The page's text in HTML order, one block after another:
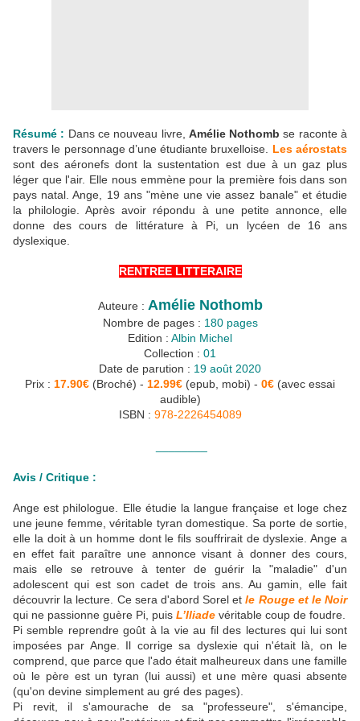
Résumé : Dans ce nouveau livre, Amélie Nothomb se raconte à
travers le personnage d’une étudiante bruxelloise. Les aérostats
sont des aéronefs dont la sustentation est due à un gaz plus
léger que l'air. Elle nous emmène pour la première fois dans son
pays natal. Ange, 19 ans "mène une vie assez banale" et étudie
la philologie. Après avoir répondu à une petite annonce, elle
donne des cours de littérature à Pi, un lycéen de 16 ans
dyslexique.
RENTREE LITTERAIRE
Auteure : Amélie Nothomb
Nombre de pages : 180 pages
Edition : Albin Michel
Collection : 01
Date de parution : 19 août 2020
Prix : 17.90€ (Broché) - 12.99€ (epub, mobi) - 0€ (avec essai
audible)
ISBN : 978-2226454089
Avis / Critique :
Ange est philologue. Elle étudie la langue française et loge chez
une jeune femme, véritable tyran domestique. Sa porte de sortie,
elle la doit à un homme dont le fils souffrirait de dyslexie. Ange a
en effet fait paraître une annonce visant à donner des cours,
mais elle se retrouve à tenter de guérir la "maladie" d'un
adolescent qui est son cadet de trois ans. Au gamin, elle fait
découvrir la lecture. Ce sera d'abord Sorel etle Rouge et le Noir
qui ne passionne guère Pi, puis L’Iliade véritable coup de foudre.
Pi semble reprendre goût à la vie au fil des lectures qui lui sont
imposées par Ange. Il corrige sa dyslexie qui n'était là, on le
comprend, que parce que l'ado était malheureux dans une famille
où le père est un tyran (lui aussi) et une mère quasi absente
(qu'on devine simplement au gré des pages).
Pi revit, il s'amourache de sa "professeure", s'émancipe,